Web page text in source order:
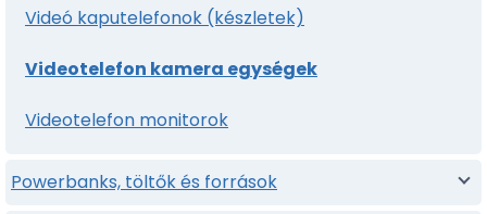
Videó kaputelefonok (készletek)
Videotelefon kamera egységek
Videotelefon monitorok
Powerbanks, töltők és források